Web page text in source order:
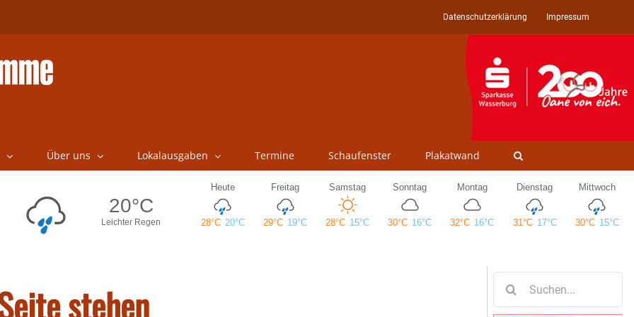
Datenschutzerklärung Impressum
Über uns Lokalausgaben Termine Schaufenster Plakatwand
stehen
nach: